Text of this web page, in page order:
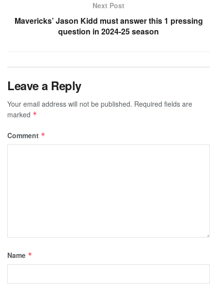
Next Post
Mavericks’ Jason Kidd must answer this 1 pressing
question in 2024-25 season
Leave a Reply
Your email address will not be published. Required fields are
marked *
Comment *
Name *